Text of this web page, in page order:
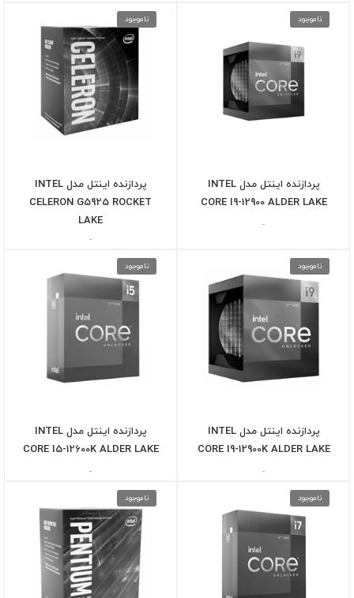
ناموجود
پردازنده اینتل مدل INTEL
CORE I9-12900 ALDER LAKE
-
ناموجود
پردازنده اینتل مدل INTEL
CELERON G5925 ROCKET
LAKE
-
ناموجود
پردازنده اینتل مدل INTEL
CORE I9-12900K ALDER LAKE
-
ناموجود
پردازنده اینتل مدل INTEL
CORE I5-12600K ALDER LAKE
-
ناموجود ناموجود